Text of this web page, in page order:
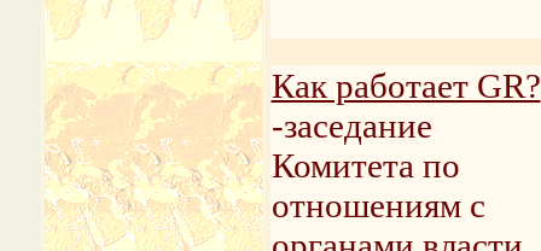
Как работает GR?
-заседание
Комитета по
отношениям с